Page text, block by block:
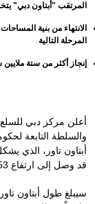
المرتقب "أبتاون دبي" يتخطى
الانتهاء من بنية
المرحلة التالية
إنجاز أكثر من ستة
أعلن مركز دبي للسلع
والسلطة التابعة
أبتاون تاور، الذي
قد وصل إلى ارتفاع 153 متراً، مع اكتمال 32 طابقاً من البرج.